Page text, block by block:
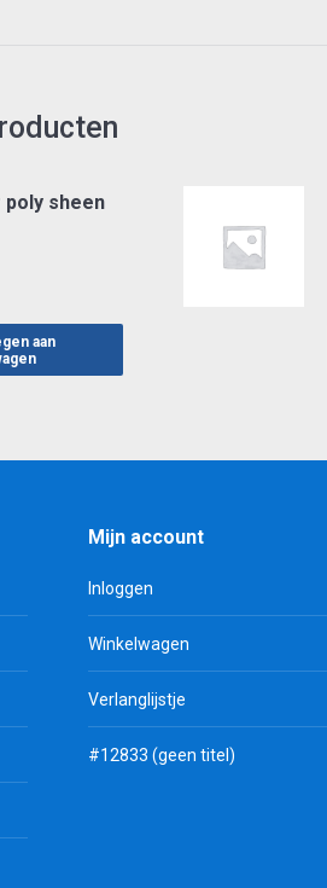
sheen
aan
Mijn account
Inloggen
Winkelwagen
Verlanglijstje
#12833 (geen titel)